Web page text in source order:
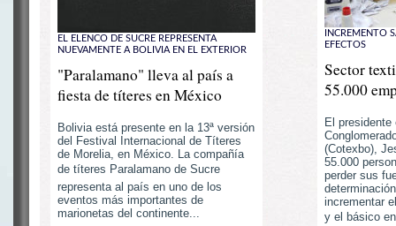
EL ELENCO DE SUCRE REPRESENTA
NUEVAMENTE A BOLIVIA EN EL EXTERIOR
"Paralamano" lleva al país a
fiesta de títeres en México
Bolivia está presente en la 13ª versión
del Festival Internacional de Títeres
de Morelia, en México. La compañía
de títeres Paralamano de Sucre
representa al país en uno de los
eventos más importantes de
marionetas del continente...
INCREMENTO
EFECTOS
Sector
55.000
El presidente
(Cotexbo),
55.000
perder sus
incrementar
y el básico